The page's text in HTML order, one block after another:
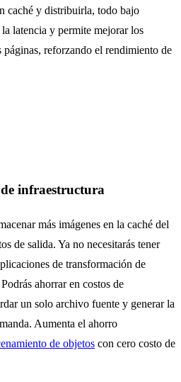
caché y distribuirla, todo bajo
latencia y permite mejorar los
páginas, reforzando el rendimiento de
de infraestructura
más imágenes en la caché del
de salida. Ya no necesitarás tener
de transformación de
ahorrar en costos de
un solo archivo fuente y generar la
Aumenta el ahorro
de objetos con cero costo de